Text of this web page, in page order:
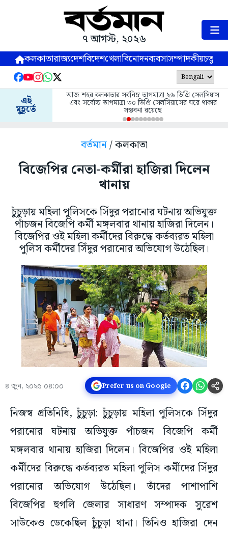
৭ আগস্ট, ২০২৬
কলকাতারাজ্যদেশবিদেশখেলাবিনোদনব্যবসাসম্পাদকীয়
এই
মুহূর্তে
আজ শহর কলকাতার সর্বনিম্ন তাপমাত্রা ২৬ ডিগ্রি সেলসিয়াস
এবং সর্বোচ্চ তাপমাত্রা ৩০ ডিগ্রি সেলসিয়াসের ঘরে থাকার
সম্ভবনা রয়েছে
বর্তমান/ কলকাতা
বিজেপির নেতা-কর্মীরা হাজিরা দিলেন
থানায়
চুঁচুড়ায় মহিলা পুলিসকে সিঁদুর পরানোর ঘটনায় অভিযুক্ত
পাঁচজন বিজেপি কর্মী মঙ্গলবার থানায় হাজিরা দিলেন।
বিজেপির ওই মহিলা কর্মীদের বিরুদ্ধে কর্তব্যরত মহিলা
পুলিস কর্মীদের সিঁদুর পরানোর অভিযোগ উঠেছিল।
৪ জুন, ২০২৫ ০৪:০০ Prefer us on Google
নিজস্ব প্রতিনিধি, চুঁচুড়া: চুঁচুড়ায় মহিলা পুলিসকে সিঁদুর
পরানোর ঘটনায় অভিযুক্ত পাঁচজন বিজেপি কর্মী
মঙ্গলবার থানায় হাজিরা দিলেন। বিজেপির ওই মহিলা
কর্মীদের বিরুদ্ধে কর্তব্যরত মহিলা পুলিস কর্মীদের সিঁদুর
পরানোর অভিযোগ উঠেছিল। তাঁদের পাশাপাশি
বিজেপির হুগলি জেলার সাধারণ সম্পাদক সুরেশ
সাউকেও ডেকেছিল চুঁচুড়া থানা। তিনিও হাজিরা দেন